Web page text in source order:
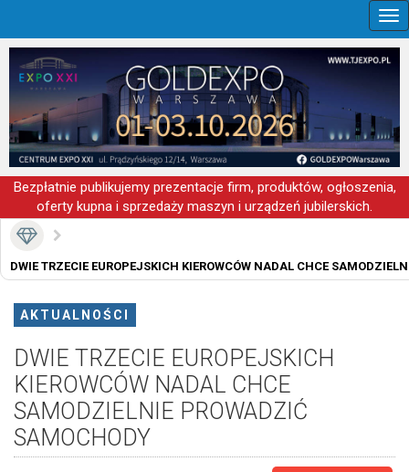
Bezpłatnie publikujemy prezentacje firm, produktów, ogłoszenia,
oferty kupna i sprzedaży maszyn i urządzeń jubilerskich.
DWIE TRZECIE EUROPEJSKICH KIEROWCÓW NADAL CHCE
AKTUALNOŚCI
DWIE TRZECIE EUROPEJSKICH
KIEROWCÓW NADAL CHCE
SAMODZIELNIE PROWADZIĆ
SAMOCHODY